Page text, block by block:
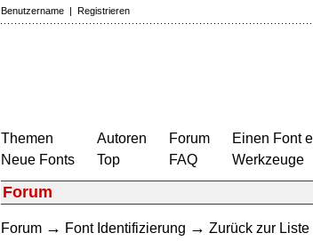
Benutzername | Registrieren
Themen
Neue Fonts
Autoren
Top
Forum
FAQ
Einen Font
Werkzeuge
Forum
Forum → Font Identifizierung → Zurück zur Liste